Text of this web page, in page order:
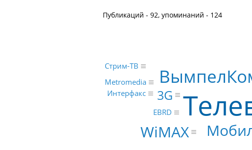
Публикаций - 92, упоминаний - 124
WiMAX
3G
Стрим-ТВ
EBRD
Metromedia
Интерфакс